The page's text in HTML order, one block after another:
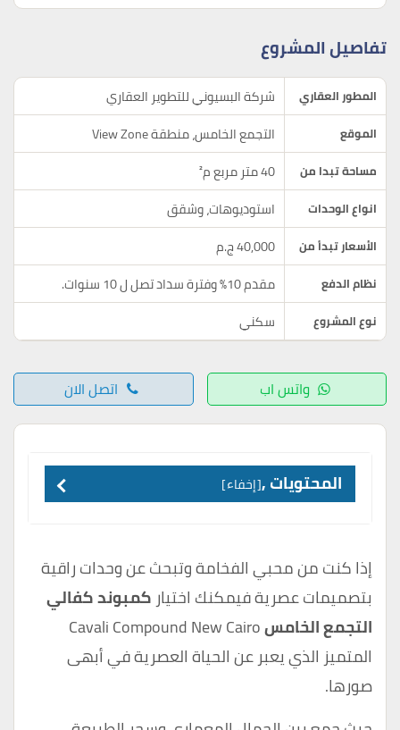
تفاصيل المشروع
المطور العقاري شركة البسيوني للتطوير العقاري
الموقع التجمع الخامس، منطقة View Zone
مساحة تبدا من 40 متر مربع م²
انواع الوحدات استوديوهات، وشقق
الأسعار تبدأ من 40,000 ج.م
نظام الدفع مقدم 10% وفترة سداد تصل ل 10 سنوات.
نوع المشروع سكني
واتس اب اتصل الان
المحتويات , إخفاء
إذا كنت من محبي الفخامة وتبحث عن وحدات راقية
بتصميمات عصرية فيمكنك اختيار كمبوند كفالي
التجمع الخامسCavali Compound New Cairo
المتميز الذي يعبر عن الحياة العصرية في أبهى
صورها.